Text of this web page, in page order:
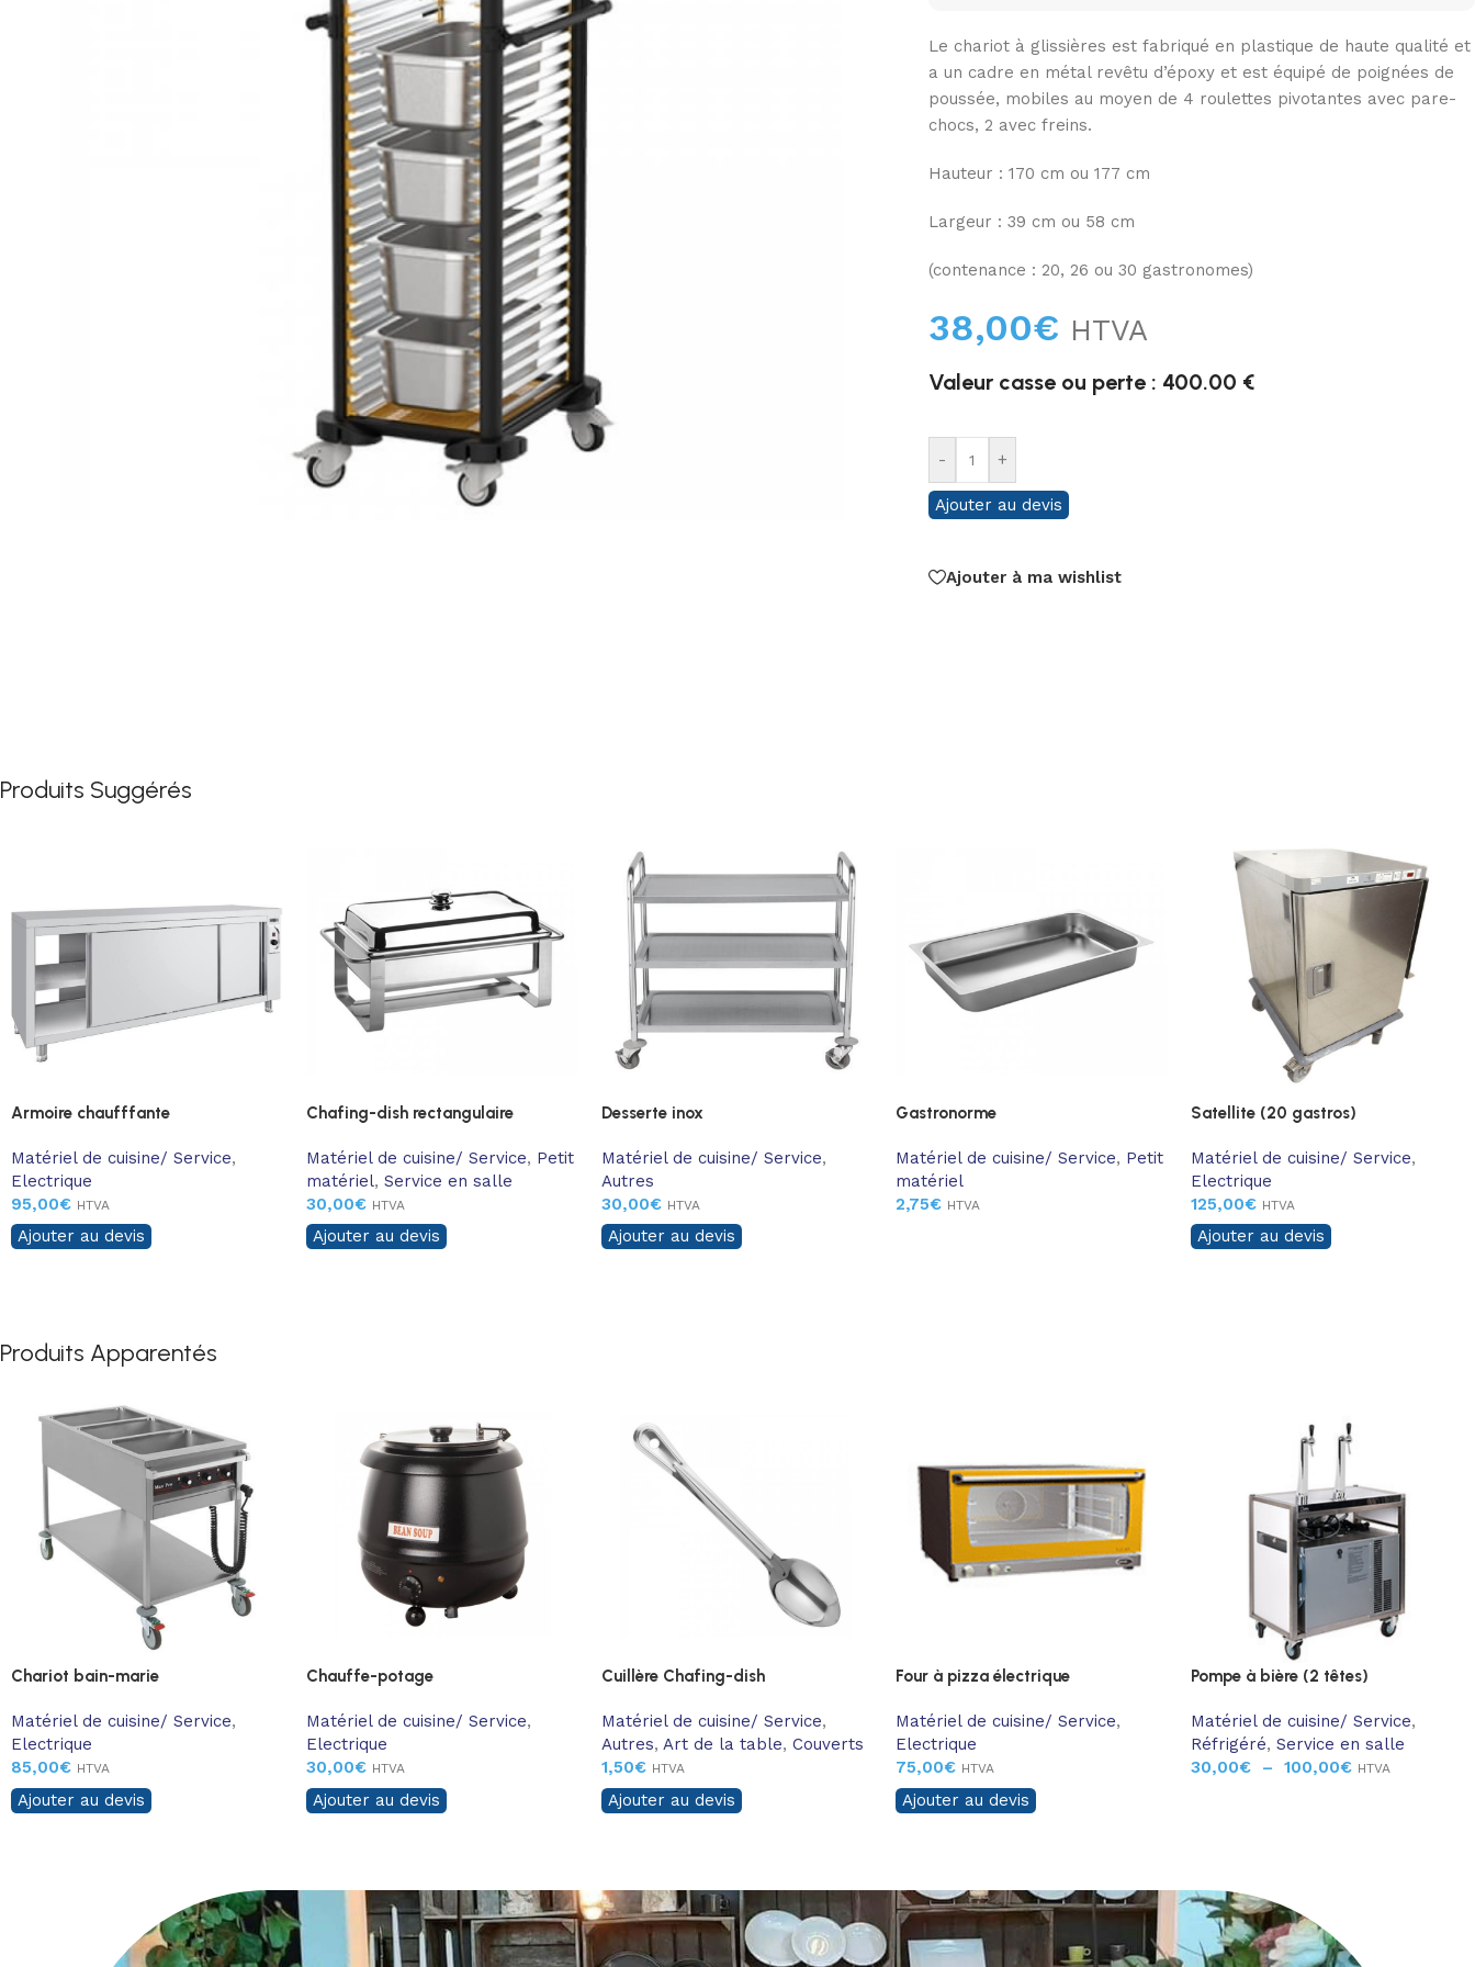
Le chariot à glissières est fabriqué en plastique de haute qualité et
a un cadre en métal revêtu d’époxy et est équipé de poignées de
poussée, mobiles au moyen de 4 roulettes pivotantes avec pare-
chocs, 2 avec freins.
Hauteur : 170 cm ou 177 cm
Largeur : 39 cm ou 58 cm
(contenance : 20, 26 ou 30 gastronomes)
38,00€ HTVA
Valeur casse ou perte : 400.00 €
- +
Ajouter au devis
Ajouter à ma wishlist
Produits Suggérés
Armoire chaufffante
Matériel de cuisine/ Service,
Electrique
95,00€ HTVA
Ajouter au devis
Chafing-dish rectangulaire
Matériel de cuisine/ Service, Petit
matériel, Service en salle
30,00€ HTVA
Ajouter au devis
Desserte inox
Matériel de cuisine/ Service,
Autres
30,00€ HTVA
Ajouter au devis
Gastronorme
Matériel de cuisine/ Service, Petit
matériel
2,75€ HTVA
Satellite (20 gastros)
Matériel de cuisine/ Service,
Electrique
125,00€ HTVA
Ajouter au devis
Produits Apparentés
Chariot bain-marie
Matériel de cuisine/ Service,
Electrique
85,00€ HTVA
Ajouter au devis
Chauffe-potage
Matériel de cuisine/ Service,
Electrique
30,00€ HTVA
Ajouter au devis
Cuillère Chafing-dish
Matériel de cuisine/ Service,
Autres, Art de la table, Couverts
1,50€ HTVA
Ajouter au devis
Four à pizza électrique
Matériel de cuisine/ Service,
Electrique
75,00€ HTVA
Ajouter au devis
Pompe à bière (2 têtes)
Matériel de cuisine/ Service,
Réfrigéré, Service en salle
30,00€ – 100,00€ HTVA